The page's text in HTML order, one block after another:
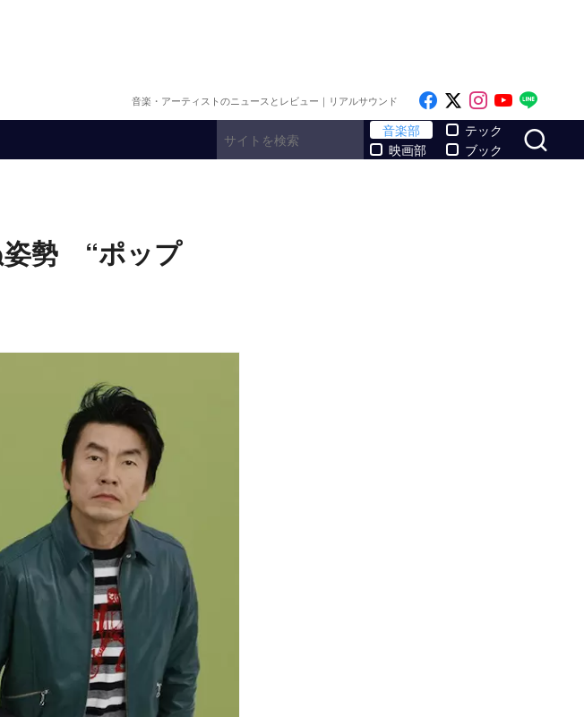
音楽・アーティストのニュースとレビュー｜リアルサウンド Like on Facebook
Follow on x
Follow on
Follow
音楽部
映画部
テック
ブック
姿勢 “ポップ